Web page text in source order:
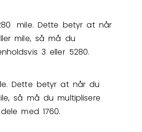
80
mile. Dette betyr at når
mile, så må du
3 eller 5280.
Dette betyr at når du
så må du multiplisere
med 1760.